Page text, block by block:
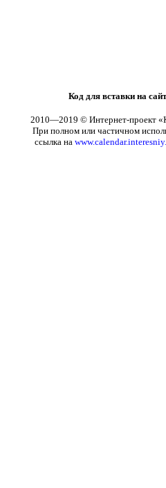
Код для вставки на
2010—2019 © Интернет-проект
При полном или частичном
ссылка на